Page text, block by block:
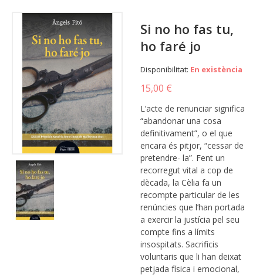
Si no ho fas tu,
ho faré jo
Disponibilitat: En existència
15,00 €
L’acte de renunciar significa
“abandonar una cosa
definitivament”, o el que
encara és pitjor, “cessar de
pretendre- la”. Fent un
recorregut vital a cop de
dècada, la Cèlia fa un
recompte particular de les
renúncies que l’han portada
a exercir la justícia pel seu
compte fins a límits
insospitats. Sacrificis
voluntaris que li han deixat
petjada física i emocional,